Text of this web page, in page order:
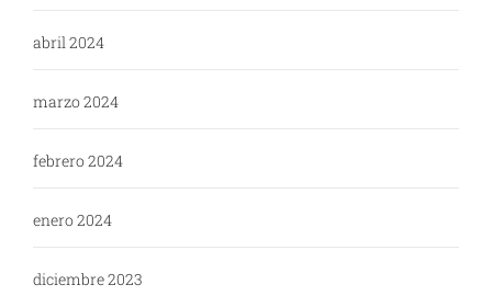
abril 2024
marzo 2024
febrero 2024
enero 2024
diciembre 2023